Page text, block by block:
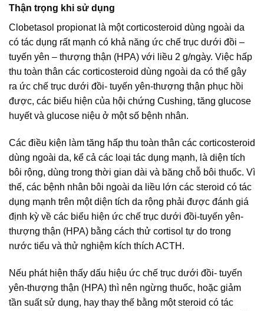
Thận trọng khi sử dụng
Clobetasol propionat là một corticosteroid dùng ngoài da
có tác dụng rất mạnh có khả năng ức chế trục dưới đồi –
tuyến yên – thượng thận (HPA) với liều 2 g/ngày. Việc hấp
thu toàn thân các corticosteroid dùng ngoài da có thể gây
ra ức chế trục dưới đồi- tuyến yên-thượng thận phục hồi
được, các biểu hiện của hội chứng Cushing, tăng glucose
huyết và glucose niệu ở một số bệnh nhân.
Các điều kiện làm tăng hấp thu toàn thân các corticosteroid
dùng ngoài da, kể cả các loại tác dụng mạnh, là diện tích
bôi rộng, dùng trong thời gian dài và băng chỗ bôi thuốc. Vì
thế, các bệnh nhân bôi ngoài da liều lớn các steroid có tác
dụng mạnh trên một diện tích da rộng phải được đánh giá
định kỳ về các biểu hiện ức chế trục dưới đồi-tuyến yên-
thượng thận (HPA) bằng cách thử cortisol tự do trong
nước tiểu và thử nghiệm kích thích ACTH.
Nếu phát hiện thấy dấu hiệu ức chế trục dưới đồi- tuyến
yên-thượng thận (HPA) thì nên ngừng thuốc, hoặc giảm
tần suất sử dụng, hay thay thế bằng một steroid có tác